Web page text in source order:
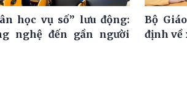
học vụ số” lưu động:
nghệ đến gần người
Bộ
định về